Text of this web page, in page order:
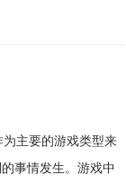
主要的游戏类型来
事情发生。游戏中